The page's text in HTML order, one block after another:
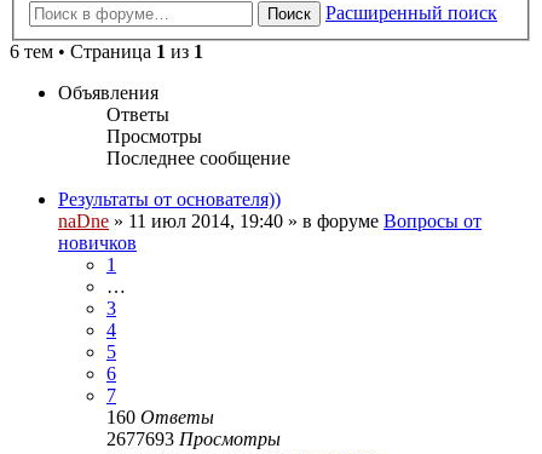
Поиск
Расширенный поиск
6 тем • Страница 1 из 1
Объявления
Ответы
Просмотры
Последнее сообщение
Результаты от основателя))
naDne » 11 июл 2014, 19:40 » в форуме Вопросы от
новичков
1
…
3
4
5
6
7
160 Ответы
2677693 Просмотры